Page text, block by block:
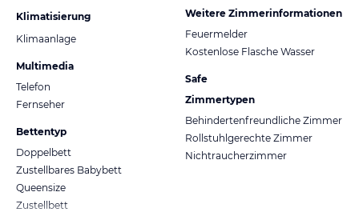
Klimatisierung
Klimaanlage
Multimedia
Telefon
Fernseher
Bettentyp
Doppelbett
Zustellbares Babybett
Queensize
Zustellbett
Weitere Zimmerinformationen
Feuermelder
Kostenlose Flasche Wasser
Safe
Zimmertypen
Behindertenfreundliche Zimmer
Rollstuhlgerechte Zimmer
Nichtraucherzimmer